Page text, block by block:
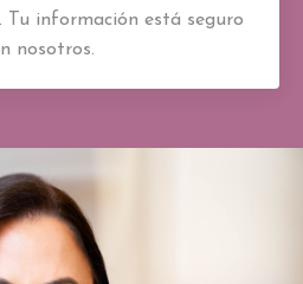
Tu información está seguro
nosotros.